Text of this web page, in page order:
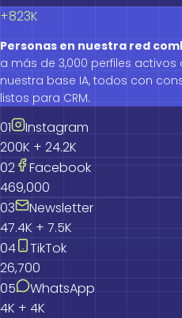
+823K
Personas en nuestra red
a más de 3,000 perfiles activos
nuestra base IA, todos con
listos para CRM.
01
Instagram
200K + 24.2K
02
Facebook
469,000
03
Newsletter
47.4K + 7.5K
04
TikTok
26,700
05
WhatsApp
4K + 4K